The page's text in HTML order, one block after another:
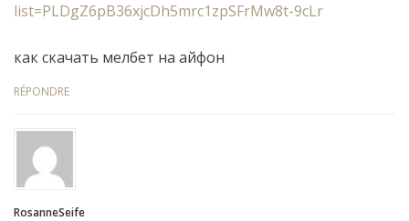
list=PLDgZ6pB36xjcDh5mrc1zpSFrMw8t-9cLr
как скачать мелбет на айфон
RÉPONDRE
RosanneSeife